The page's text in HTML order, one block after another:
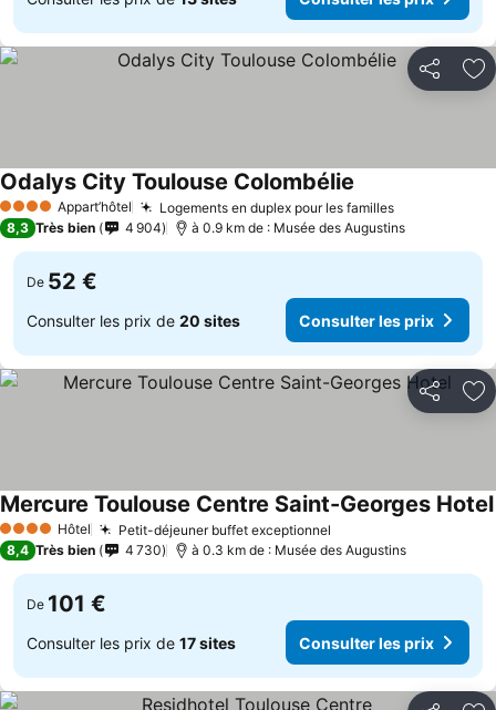
Partager
4 Étoiles Appart’hôtel Logements en duplex pour les familles
Odalys City Toulouse Colombélie
8,3 Très bien 4 904 à 0.9 km de : Musée des Augustins
De 52 €
Consulter les prix de 20 sites Consulter les prix
Partager
4 Étoiles Hôtel Petit-déjeuner buffet exceptionnel
Mercure Toulouse Centre Saint-Georges Hotel
8,4 Très bien 4 730 à 0.3 km de : Musée des Augustins
De 101 €
Consulter les prix de 17 sites Consulter les prix